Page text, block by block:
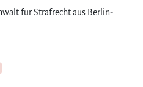
für Strafrecht aus Berlin-